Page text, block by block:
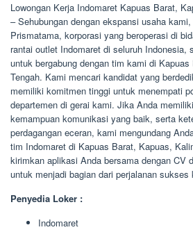
Lowongan Kerja Indomaret Kapuas Barat,
– Sehubungan dengan ekspansi usaha
Prismatama, korporasi yang beroperasi di
rantai outlet Indomaret di seluruh Indonesia,
untuk bergabung dengan tim kami di
Tengah. Kami mencari kandidat yang
memiliki komitmen tinggi untuk menempati
departemen di gerai kami. Jika Anda
kemampuan komunikasi yang baik, serta
perdagangan eceran, kami mengundang
tim Indomaret di Kapuas Barat, Kapuas,
kirimkan aplikasi Anda bersama dengan CV
untuk menjadi bagian dari perjalanan sukses
Penyedia Loker :
Indomaret